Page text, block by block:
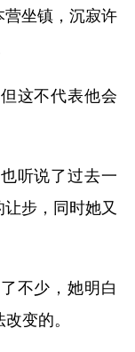
营坐镇，沉寂许
这不代表他会
听说了过去一
步，同时她又
不少，她明白
变的。